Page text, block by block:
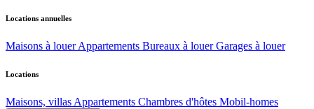
Locations annuelles
Maisons à louer Appartements Bureaux à louer Garages à louer
Locations
Maisons, villas Appartements Chambres d'hôtes Mobil-homes